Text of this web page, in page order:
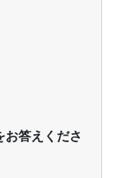
お答えくださ